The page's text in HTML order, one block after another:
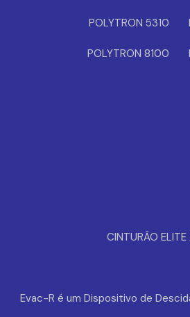
POLYTRON 5310
POLYTRON 8100
CINTURÃO
Evac-R é um Dispositivo de